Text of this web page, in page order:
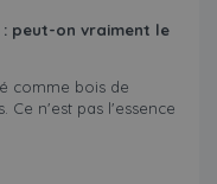
peut-on vraiment le
comme bois de
Ce n'est pas l'essence